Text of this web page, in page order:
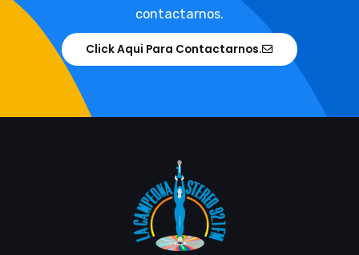
contactarnos.
Click Aqui Para Contactarnos.